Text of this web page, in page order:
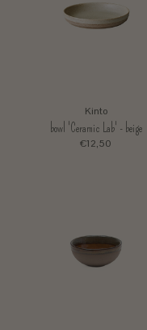
Kinto
bowl 'Ceramic Lab' - beige
€12,50